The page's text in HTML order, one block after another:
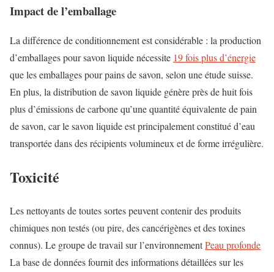
Impact de l’emballage
La différence de conditionnement est considérable : la production
d’emballages pour savon liquide nécessite 19 fois plus d’énergie
que les emballages pour pains de savon, selon une étude suisse.
En plus, la distribution de savon liquide génère près de huit fois
plus d’émissions de carbone qu’une quantité équivalente de pain
de savon, car le savon liquide est principalement constitué d’eau
transportée dans des récipients volumineux et de forme irrégulière.
Toxicité
Les nettoyants de toutes sortes peuvent contenir des produits
chimiques non testés (ou pire, des cancérigènes et des toxines
connus). Le groupe de travail sur l’environnementPeau profonde
La base de données fournit des informations détaillées sur les